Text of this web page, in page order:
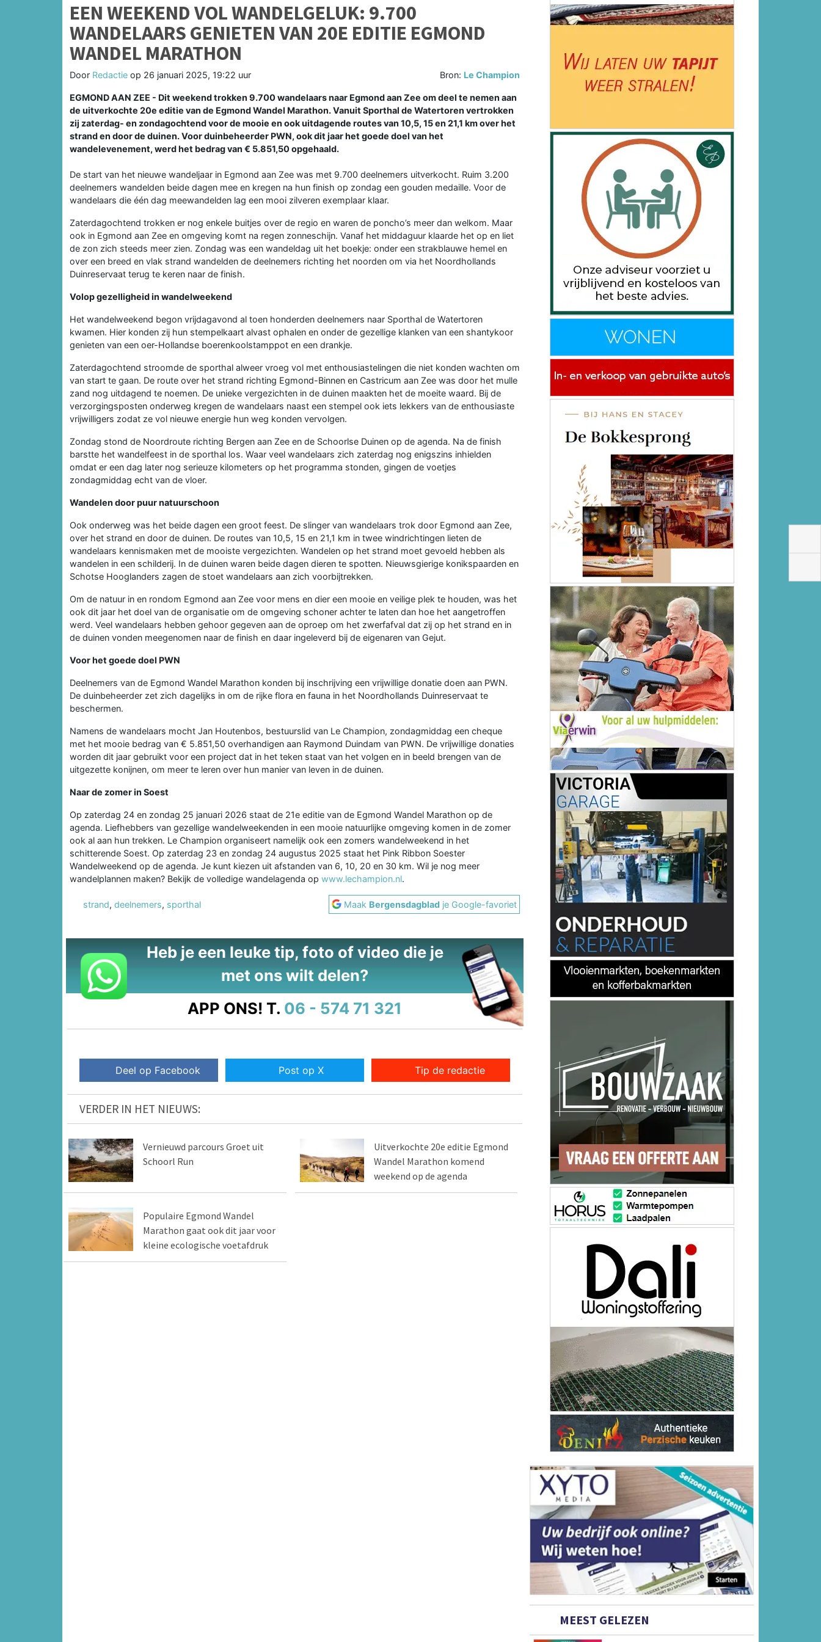
EEN WEEKEND VOL WANDELGELUK: 9.700
WANDELAARS GENIETEN VAN 20E EDITIE EGMOND
WANDEL MARATHON
Door Redactie op 26 januari 2025, 19:22 uur Bron: Le Champion
EGMOND AAN ZEE - Dit weekend trokken 9.700 wandelaars naar Egmond aan Zee om deel te nemen aan
de uitverkochte 20e editie van de Egmond Wandel Marathon. Vanuit Sporthal de Watertoren vertrokken
zij zaterdag- en zondagochtend voor de mooie en ook uitdagende routes van 10,5, 15 en 21,1 km over het
strand en door de duinen. Voor duinbeheerder PWN, ook dit jaar het goede doel van het
wandelevenement, werd het bedrag van € 5.851,50 opgehaald.
De start van het nieuwe wandeljaar in Egmond aan Zee was met 9.700 deelnemers uitverkocht. Ruim 3.200
deelnemers wandelden beide dagen mee en kregen na hun finish op zondag een gouden medaille. Voor de
wandelaars die één dag meewandelden lag een mooi zilveren exemplaar klaar.
Zaterdagochtend trokken er nog enkele buitjes over de regio en waren de poncho’s meer dan welkom. Maar
ook in Egmond aan Zee en omgeving komt na regen zonneschijn. Vanaf het middaguur klaarde het op en liet
de zon zich steeds meer zien. Zondag was een wandeldag uit het boekje: onder een strakblauwe hemel en
over een breed en vlak strand wandelden de deelnemers richting het noorden om via het Noordhollands
Duinreservaat terug te keren naar de finish.
Volop gezelligheid in wandelweekend
Het wandelweekend begon vrijdagavond al toen honderden deelnemers naar Sporthal de Watertoren
kwamen. Hier konden zij hun stempelkaart alvast ophalen en onder de gezellige klanken van een shantykoor
genieten van een oer-Hollandse boerenkoolstamppot en een drankje.
Zaterdagochtend stroomde de sporthal alweer vroeg vol met enthousiastelingen die niet konden wachten om
van start te gaan. De route over het strand richting Egmond-Binnen en Castricum aan Zee was door het mulle
zand nog uitdagend te noemen. De unieke vergezichten in de duinen maakten het de moeite waard. Bij de
verzorgingsposten onderweg kregen de wandelaars naast een stempel ook iets lekkers van de enthousiaste
vrijwilligers zodat ze vol nieuwe energie hun weg konden vervolgen.
Zondag stond de Noordroute richting Bergen aan Zee en de Schoorlse Duinen op de agenda. Na de finish
barstte het wandelfeest in de sporthal los. Waar veel wandelaars zich zaterdag nog enigszins inhielden
omdat er een dag later nog serieuze kilometers op het programma stonden, gingen de voetjes
zondagmiddag echt van de vloer.
Wandelen door puur natuurschoon
Ook onderweg was het beide dagen een groot feest. De slinger van wandelaars trok door Egmond aan Zee,
over het strand en door de duinen. De routes van 10,5, 15 en 21,1 km in twee windrichtingen lieten de
wandelaars kennismaken met de mooiste vergezichten. Wandelen op het strand moet gevoeld hebben als
wandelen in een schilderij. In de duinen waren beide dagen dieren te spotten. Nieuwsgierige konikspaarden en
Schotse Hooglanders zagen de stoet wandelaars aan zich voorbijtrekken.
Om de natuur in en rondom Egmond aan Zee voor mens en dier een mooie en veilige plek te houden, was het
ook dit jaar het doel van de organisatie om de omgeving schoner achter te laten dan hoe het aangetroffen
werd. Veel wandelaars hebben gehoor gegeven aan de oproep om het zwerfafval dat zij op het strand en in
de duinen vonden meegenomen naar de finish en daar ingeleverd bij de eigenaren van Gejut.
Voor het goede doel PWN
Deelnemers van de Egmond Wandel Marathon konden bij inschrijving een vrijwillige donatie doen aan PWN.
De duinbeheerder zet zich dagelijks in om de rijke flora en fauna in het Noordhollands Duinreservaat te
beschermen.
Namens de wandelaars mocht Jan Houtenbos, bestuurslid van Le Champion, zondagmiddag een cheque
met het mooie bedrag van € 5.851,50 overhandigen aan Raymond Duindam van PWN. De vrijwillige donaties
worden dit jaar gebruikt voor een project dat in het teken staat van het volgen en in beeld brengen van de
uitgezette konijnen, om meer te leren over hun manier van leven in de duinen.
Naar de zomer in Soest
Op zaterdag 24 en zondag 25 januari 2026 staat de 21e editie van de Egmond Wandel Marathon op de
agenda. Liefhebbers van gezellige wandelweekenden in een mooie natuurlijke omgeving komen in de zomer
ook al aan hun trekken. Le Champion organiseert namelijk ook een zomers wandelweekend in het
schitterende Soest. Op zaterdag 23 en zondag 24 augustus 2025 staat het Pink Ribbon Soester
Wandelweekend op de agenda. Je kunt kiezen uit afstanden van 6, 10, 20 en 30 km. Wil je nog meer
wandelplannen maken? Bekijk de volledige wandelagenda op www.lechampion.nl.
strand, deelnemers, sporthal Maak Bergensdagblad je Google-favoriet
Heb je een leuke tip, foto of video die je
met ons wilt delen?
APP ONS! T. 06 - 574 71 321
Deel op Facebook Post op X Tip de redactie
VERDER IN HET NIEUWS:
Vernieuwd parcours Groet uit
Schoorl Run
Uitverkochte 20e editie Egmond
Wandel Marathon komend
weekend op de agenda
Populaire Egmond Wandel
Marathon gaat ook dit jaar voor
kleine ecologische voetafdruk
MEEST GELEZEN